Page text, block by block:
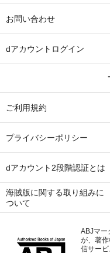
お問い合わせ
dアカウントログイン
ご利用規約
プライバシーポリシー
dアカウント2段階認証とは
海賊版に関する取り組みに
ついて
ABJマー
が、著
信サー